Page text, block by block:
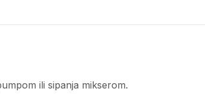
ili sipanja mikserom.